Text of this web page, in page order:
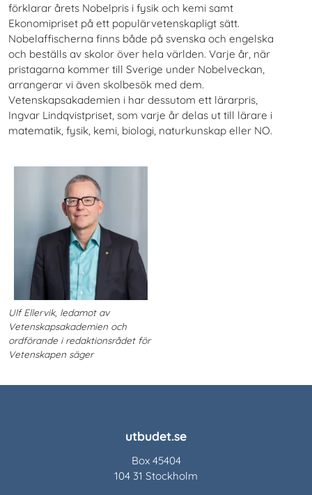
förklarar årets Nobelpris i fysik och kemi samt
Ekonomipriset på ett populärvetenskapligt sätt.
Nobelaffischerna finns både på svenska och engelska
och beställs av skolor över hela världen. Varje år, när
pristagarna kommer till Sverige under Nobelveckan,
arrangerar vi även skolbesök med dem.
Vetenskapsakademien i har dessutom ett lärarpris,
Ingvar Lindqvistpriset, som varje år delas ut till lärare i
matematik, fysik, kemi, biologi, naturkunskap eller NO.
Ulf Ellervik, ledamot av
Vetenskapsakademien och
ordförande i redaktionsrådet för
Vetenskapen säger
utbudet.se
Box 45404
104 31 Stockholm